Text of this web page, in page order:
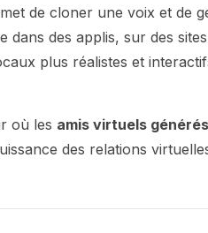
de cloner une voix et de
dans des applis, sur des
plus réalistes et
où les amis virtuels
des relations